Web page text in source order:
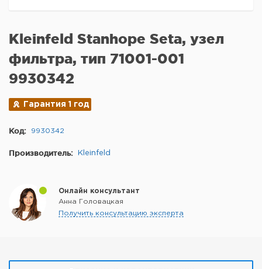
Kleinfeld Stanhope Seta, узел
фильтра, тип 71001-001
9930342
Гарантия 1 год
Код: 9930342
Производитель: Kleinfeld
Онлайн консультант
Анна Головацкая
Получить консультацию эксперта